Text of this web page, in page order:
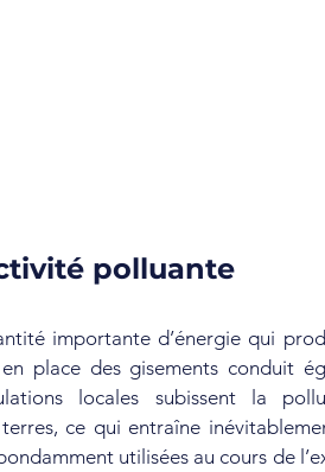
polluante
importante d’énergie qui
place des gisements conduit
locales subissent la
ce qui entraîne
utilisées au cours de